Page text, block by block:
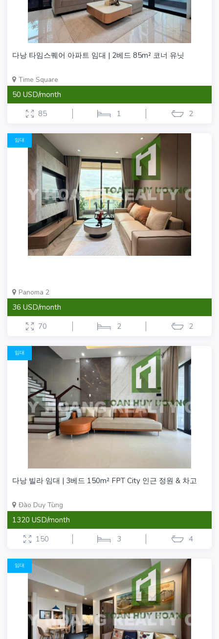
다낭 타임스퀘어 아파트 임대 | 2베드 85m² 코너 유닛
Time Square
50 USD/month
85
1 2
임대
Panoma 2
36 USD/month
70
2 2
임대
다낭 빌라 임대 | 3베드 150m² FPT City 인근 정원 & 차고
Đào Duy Tùng
1320 USD/month
150
3 4
임대